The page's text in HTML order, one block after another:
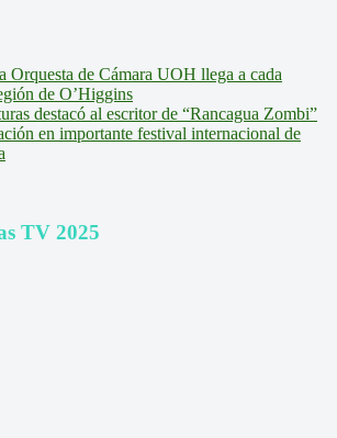
Orquesta de Cámara UOH llega a cada
de O’Higgins
destacó al escritor de “Rancagua Zombi”
en importante festival internacional de
TV 2025